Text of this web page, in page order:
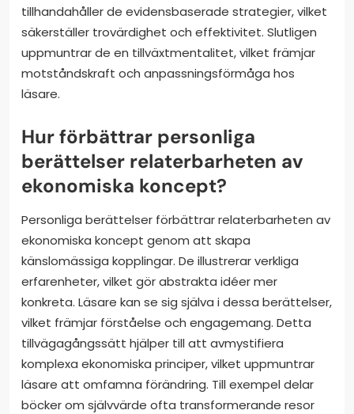
tillhandahåller de evidensbaserade strategier, vilket
säkerställer trovärdighet och effektivitet. Slutligen
uppmuntrar de en tillväxtmentalitet, vilket främjar
motståndskraft och anpassningsförmåga hos
läsare.
Hur förbättrar personliga
berättelser relaterbarheten av
ekonomiska koncept?
Personliga berättelser förbättrar relaterbarheten av
ekonomiska koncept genom att skapa
känslomässiga kopplingar. De illustrerar verkliga
erfarenheter, vilket gör abstrakta idéer mer
konkreta. Läsare kan se sig själva i dessa berättelser,
vilket främjar förståelse och engagemang. Detta
tillvägagångssätt hjälper till att avmystifiera
komplexa ekonomiska principer, vilket uppmuntrar
läsare att omfamna förändring. Till exempel delar
böcker om självvärde ofta transformerande resor